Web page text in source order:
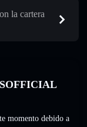
la cartera
momento debido a